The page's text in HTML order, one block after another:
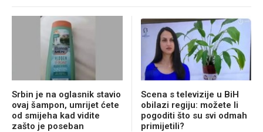
Srbin je na oglasnik stavio
ovaj šampon, umrijet ćete
od smijeha kad vidite
zašto je poseban
Scena s televizije u BiH
obilazi regiju: možete li
pogoditi što su svi odmah
primijetili?